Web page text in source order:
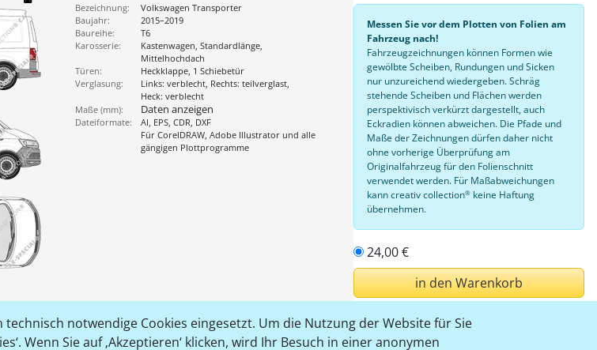
notwendige Cookies eingesetzt. Um die Nutzung der Website für Sie
Wenn Sie auf ‚Akzeptieren‘ klicken, wird Ihr Besuch in einer anonymen
Bezeichnung:
Volkswagen Transporter
Baujahr:
2015–2019
Baureihe:
T6
Karosserie:
Kastenwagen, Standardlänge,
Mittelhochdach
Türen:
Heckklappe, 1 Schiebetür
Verglasung:
Links: verblecht, Rechts: teilverglast,
Heck: verblecht
Maße (mm):
Daten anzeigen
Dateiformate:
AI, EPS, CDR, DXF
Für CorelDRAW, Adobe Illustrator und alle
gängigen Plottprogramme
Messen Sie vor dem Plotten von Folien am
Fahrzeug nach!
Fahrzeugzeichnungen können Formen wie
gewölbte Scheiben, Rundungen und Sicken
nur unzureichend wiedergeben. Schräg
stehende Scheiben und Flächen werden
perspektivisch verkürzt dargestellt, auch
Eckradien können abweichen. Die Pfade und
Maße der Zeichnungen dürfen daher nicht
ohne vorherige Überprüfung am
Originalfahrzeug für den Folienschnitt
verwendet werden. Für Maßabweichungen
kann creativ collection® keine Haftung
übernehmen.
24,00 €
in den Warenkorb
einloggen